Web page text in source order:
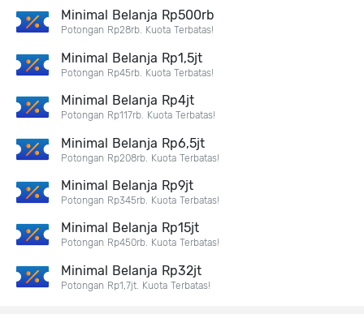
Minimal Belanja Rp500rb
Potongan Rp28rb. Kuota Terbatas!
Minimal Belanja Rp1,5jt
Potongan Rp45rb. Kuota Terbatas!
Minimal Belanja Rp4jt
Potongan Rp117rb. Kuota Terbatas!
Minimal Belanja Rp6,5jt
Potongan Rp208rb. Kuota Terbatas!
Minimal Belanja Rp9jt
Potongan Rp345rb. Kuota Terbatas!
Minimal Belanja Rp15jt
Potongan Rp450rb. Kuota Terbatas!
Minimal Belanja Rp32jt
Potongan Rp1,7jt. Kuota Terbatas!